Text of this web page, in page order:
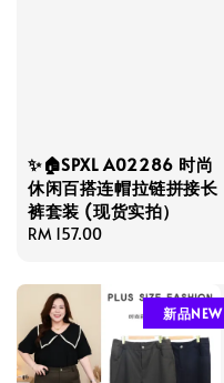
✨🏠SPXL A02286 时尚
休闲百搭连帽拉链拼接长
裤套装 (现货实拍）
Regular
RM 157.00
新品NEW